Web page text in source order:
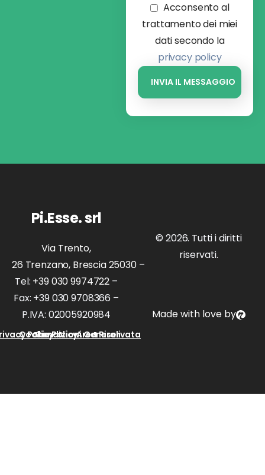
Acconsento al
trattamento dei miei
dati secondo la
privacy policy
Pi.Esse. srl
Via Trento,
26 Trenzano, Brescia 25030–
Tel: +39 030 9974722 –
Fax: +39 030 9708366 –
P.IVA: 02005920984
Policy
Cookie Policy
Condizioni Generali
Area Riservata
© 2026. Tutti i diritti
riservati.
Made with love by